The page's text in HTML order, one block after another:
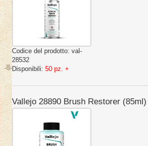
Codice del prodotto: val-
28532
Disponibili: 50 pz. +
Vallejo 28890 Brush Restorer (85ml)